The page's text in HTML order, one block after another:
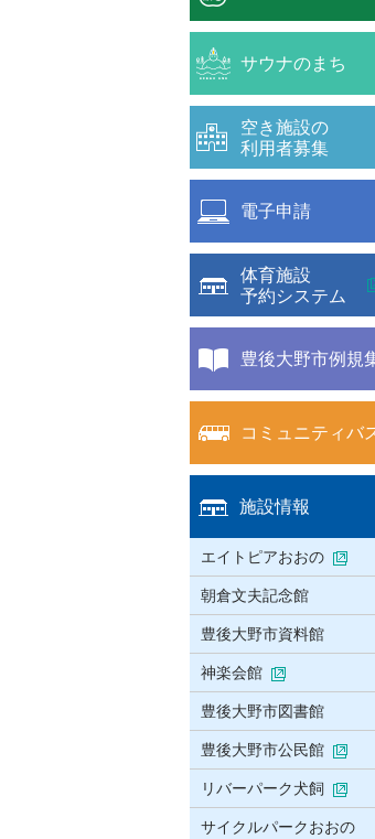
サウナのまち
空き施設の
利用者募集
電子申請
体育施設
予約システム
豊後大野市例規
コミュニティバ
施設情報
エイトピアおおの
朝倉文夫記念館
豊後大野市資料館
神楽会館
豊後大野市図書館
豊後大野市公民館
リバーパーク犬飼
サイクルパークおおの